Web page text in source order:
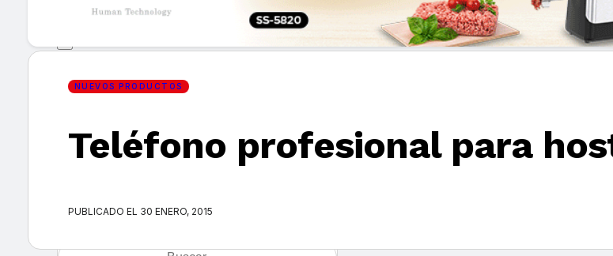
HEMEROTECA
Encuentra tu noticia
NUEVOS PRODUCTOS
Teléfono profesional para
PUBLICADO EL 30 ENERO, 2015